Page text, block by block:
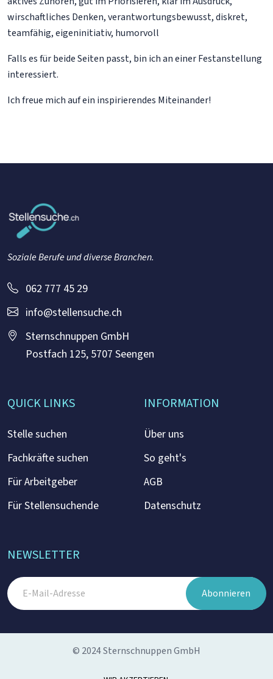
wirschaftliches Denken, verantwortungsbewusst, diskret,
teamfähig, eigeninitiativ, humorvoll
Falls es für beide Seiten passt, bin ich an einer Festanstellung
interessiert.
Ich freue mich auf ein inspirierendes Miteinander!
Soziale Berufe und diverse Branchen.
062 777 45 29
info@stellensuche.ch
Sternschnuppen GmbH
Postfach 125, 5707 Seengen
QUICK LINKS
Stelle suchen
Fachkräfte suchen
Für Arbeitgeber
Für Stellensuchende
INFORMATION
Über uns
So geht's
AGB
Datenschutz
NEWSLETTER
Abonnieren
© 2024 Sternschnuppen GmbH